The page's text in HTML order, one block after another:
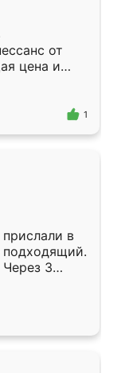
от
цена и
1
в
подходящий.
3